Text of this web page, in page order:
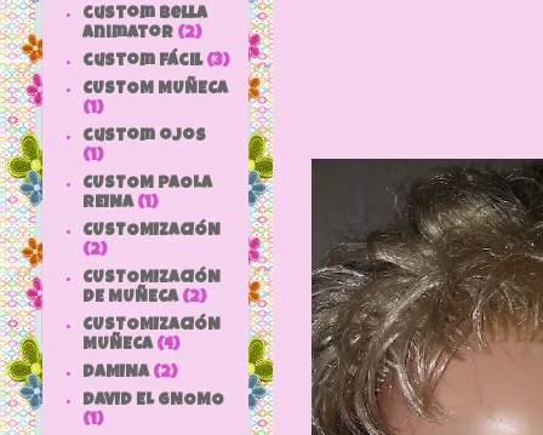
custom bella
animator (2)
custom fácil (3)
CUSTOM MUÑECA
(1)
custom ojos
(1)
CUSTOM PAOLA
REINA (1)
CUSTOMIZACIÓN
(2)
CUSTOMIZACIÓN
DE MUÑECA (2)
CUSTOMIZACIÓN
MUÑECA (4)
DAMINA (2)
DAVID EL GNOMO
(1)